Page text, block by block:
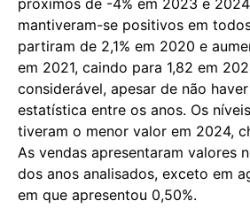
próximos de -4% em 2023 e
mantiveram-se positivos em
partiram de 2,1% em 2020 e
em 2021, caindo para 1,82 em
considerável, apesar de não
estatística entre os anos. Os
tiveram o menor valor em 2024,
As vendas apresentaram valores
dos anos analisados, exceto em
em que apresentou 0,50%.